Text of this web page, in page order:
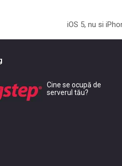
iOS 5, nu si
Cine se ocupă de
serverul tău?